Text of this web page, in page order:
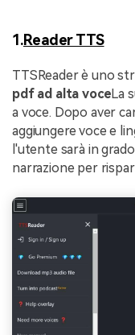
1.Reader TTS
TTSReader è uno
pdf ad alta voceLa
a voce. Dopo aver
aggiungere voce e
l'utente sarà in
narrazione per